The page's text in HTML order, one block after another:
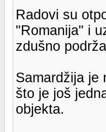
Radovi su
"Romanija" i
zdušno
Samardžija je
što je još
objekta.